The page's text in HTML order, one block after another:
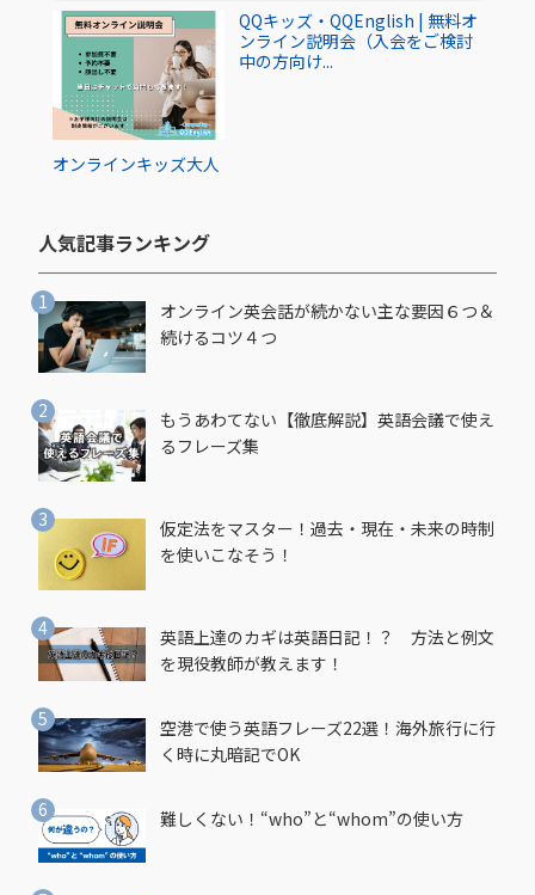
オンラインキッズ大人
QQキッズ・QQEnglish | 無料オ
ンライン説明会（入会をご検討
中の方向け...
人気記事ランキング​
オンライン英会話が続かない主な要因６つ＆
続けるコツ４つ
もうあわてない【徹底解説】英語会議で使え
るフレーズ集
仮定法をマスター！過去・現在・未来の時制
を使いこなそう！
英語上達のカギは英語日記！？ 方法と例文
を現役教師が教えます！
空港で使う英語フレーズ22選！海外旅行に行
く時に丸暗記でOK
難しくない！“who”と“whom”の使い方